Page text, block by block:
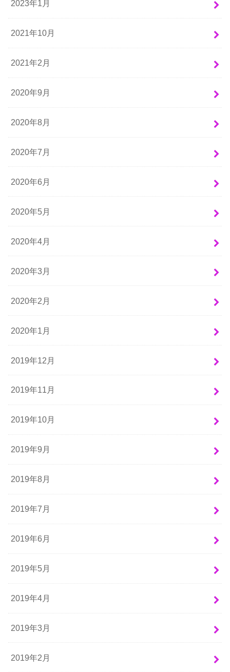
2023年1月
2021年10月
2021年2月
2020年9月
2020年8月
2020年7月
2020年6月
2020年5月
2020年4月
2020年3月
2020年2月
2020年1月
2019年12月
2019年11月
2019年10月
2019年9月
2019年8月
2019年7月
2019年6月
2019年5月
2019年4月
2019年3月
2019年2月